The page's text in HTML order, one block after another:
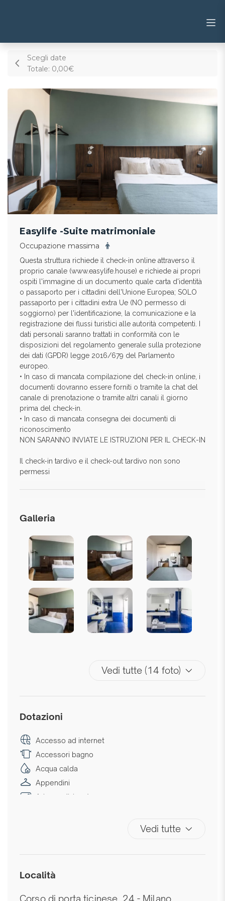
Scegli date
Totale: 0,00€
Easylife -Suite matrimoniale
Occupazione massima
Questa struttura richiede il check-in online attraverso il
proprio canale (www.easylife.house) e richiede ai propri
ospiti l'immagine di un documento quale carta d'identità
o passaporto per i cittadini dell'Unione Europea; SOLO
passaporto per i cittadini extra Ue (NO permesso di
soggiorno) per l'identificazione, la comunicazione e la
registrazione dei flussi turistici alle autorità competenti. I
dati personali saranno trattati in conformità con le
disposizioni del regolamento generale sulla protezione
dei dati (GPDR) legge 2016/679 del Parlamento
europeo.
• In caso di mancata compilazione del check-in online, i
documenti dovranno essere forniti o tramite la chat del
canale di prenotazione o tramite altri canali il giorno
prima del check-in.
• In caso di mancata consegna dei documenti di
riconoscimento
NON SARANNO INVIATE LE ISTRUZIONI PER IL CHECK-IN
Il check-in tardivo e il check-out tardivo non sono
permessi
Galleria
Vedi tutte (14 foto)
Dotazioni
Accesso ad internet
Accessori bagno
Acqua calda
Appendini
Aria condizionata
Asciugamani
Biancheria da letto
Bidet
Vedi tutte
Località
Corso di porta ticinese, 24 - Milano